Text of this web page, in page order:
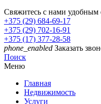
Свяжитесь с нами удобным
+375 (29) 684-69-17
+375 (29) 702-16-91
+375 (17) 377-28-58
phone_enabled Заказать
Поиск
Меню
Главная
Недвижимость
Услуги